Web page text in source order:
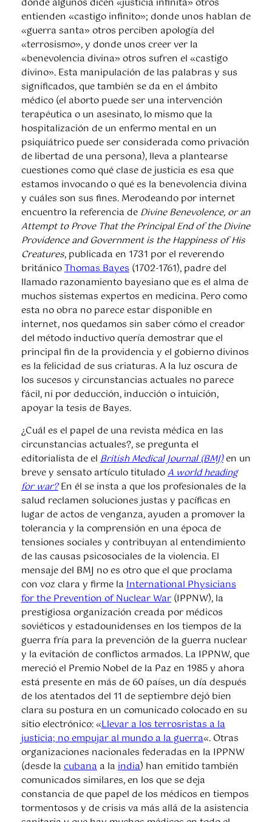
entienden «castigo infinito»; donde unos hablan de
«guerra santa» otros perciben apología del
«terrosismo», y donde unos creer ver la
«benevolencia divina» otros sufren el «castigo
divino». Esta manipulación de las palabras y sus
significados, que también se da en el ámbito
médico (el aborto puede ser una intervención
terapéutica o un asesinato, lo mismo que la
hospitalización de un enfermo mental en un
psiquiátrico puede ser considerada como privación
de libertad de una persona), lleva a plantearse
cuestiones como qué clase de justicia es esa que
estamos invocando o qué es la benevolencia divina
y cuáles son sus fines. Merodeando por internet
encuentro la referencia de Divine Benevolence, or an
Attempt to Prove That the Principal End of the Divine
Providence and Government is the Happiness of His
Creatures, publicada en 1731 por el reverendo
británicoThomas Bayes(1702-1761), padre del
llamado razonamiento bayesiano que es el alma de
muchos sistemas expertos en medicina. Pero como
esta no obra no parece estar disponible en
internet, nos quedamos sin saber cómo el creador
del método inductivo quería demostrar que el
principal fin de la providencia y el gobierno divinos
es la felicidad de sus criaturas. A la luz oscura de
los sucesos y circunstancias actuales no parece
fácil, ni por deducción, inducción o intuición,
apoyar la tesis de Bayes.
¿Cuál es el papel de una revista médica en las
circunstancias actuales?, se pregunta el
editorialista de elBritish Medical Journal (BMJ)en un
breve y sensato artículo tituladoA world heading
for war?En él se insta a que los profesionales de la
salud reclamen soluciones justas y pacíficas en
lugar de actos de venganza, ayuden a promover la
tolerancia y la comprensión en una época de
tensiones sociales y contribuyan al entendimiento
de las causas psicosociales de la violencia. El
mensaje del BMJ no es otro que el que proclama
con voz clara y firme laInternational Physicians
for the Prevention of Nuclear War(IPPNW), la
prestigiosa organización creada por médicos
soviéticos y estadounidenses en los tiempos de la
guerra fría para la prevención de la guerra nuclear
y la evitación de conflictos armados. La IPPNW, que
mereció el Premio Nobel de la Paz en 1985 y ahora
está presente en más de 60 países, un día después
de los atentados del 11 de septiembre dejó bien
clara su postura en un comunicado colocado en su
sitio electrónico: «Llevar a los terrosristas a la
justicia; no empujar al mundo a la guerra«. Otras
organizaciones nacionales federadas en la IPPNW
(desde lacubanaa laindia) han emitido también
comunicados similares, en los que se deja
constancia de que papel de los médicos en tiempos
tormentosos y de crisis va más allá de la asistencia